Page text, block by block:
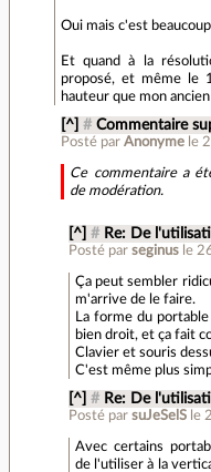
Oui mais c'est
Et quand à la
proposé, et même le
hauteur que mon
[^] # Commentaire
Posté parAnonyme le
Ce commentaire a
de modération.
[^] # Re: De
Posté par seginus le
Ça peut sembler
m'arrive de le faire.
La forme du
bien droit, et ça fait
Clavier et souris
C'est même plus
[^] # Re: De
Posté par suJeSelS le
Avec certains
de l'utiliser à la